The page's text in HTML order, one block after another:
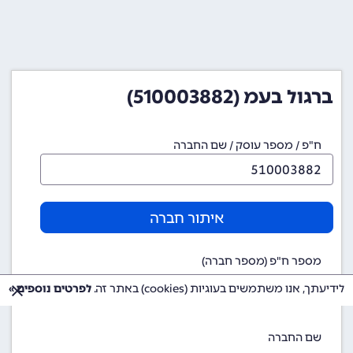
ברגול בעמ (510003882)
ח"פ / מספר עוסק / שם החברה
איתור חברה
מספר ח"פ (מספר חברה)
510003882
שם החברה
לידיעתך, אנו משתמשים בעוגיות (cookies) באתר זה. לפרטים נוספים »